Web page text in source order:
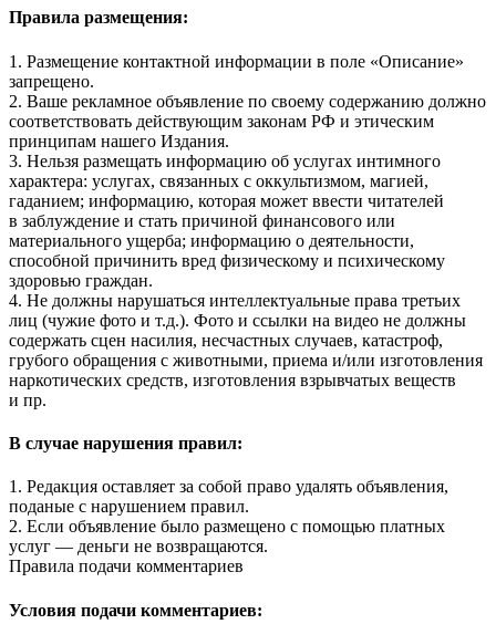
Правила размещения:
1. Размещение контактной информации в поле «Описание»
запрещено.
2. Ваше рекламное объявление по своему содержанию должно
соответствовать действующим законам РФ и этическим
принципам нашего Издания.
3. Нельзя размещать информацию об услугах интимного
характера: услугах, связанных с оккультизмом, магией,
гаданием; информацию, которая может ввести читателей
в заблуждение и стать причиной финансового или
материального ущерба; информацию о деятельности,
способной причинить вред физическому и психическому
здоровью граждан.
4. Не должны нарушаться интеллектуальные права третьих
лиц (чужие фото и т.д.). Фото и ссылки на видео не должны
содержать сцен насилия, несчастных случаев, катастроф,
грубого обращения с животными, приема и/или изготовления
наркотических средств, изготовления взрывчатых веществ
и пр.
В случае нарушения правил:
1. Редакция оставляет за собой право удалять объявления,
поданые с нарушением правил.
2. Если объявление было размещено с помощью платных
услуг — деньги не возвращаются.
Правила подачи комментариев
Условия подачи комментариев: